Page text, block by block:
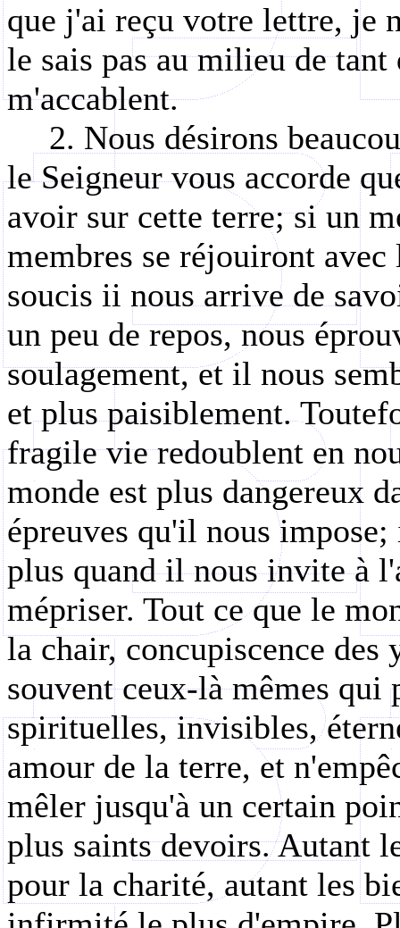
que j'ai reçu votre lettre, je
le sais pas au milieu de
m'accablent.
2. Nous désirons
le Seigneur vous accorde
avoir sur cette terre; si un
membres se réjouiront
soucis ii nous arrive de
un peu de repos, nous
soulagement, et il nous
et plus paisiblement.
fragile vie redoublent en
monde est plus dangereux
épreuves qu'il nous
plus quand il nous invite à
mépriser. Tout ce que le
la chair, concupiscence
souvent ceux-là mêmes qui
spirituelles, invisibles,
amour de la terre, et
mêler jusqu'à un certain
plus saints devoirs. Autant
pour la charité, autant les